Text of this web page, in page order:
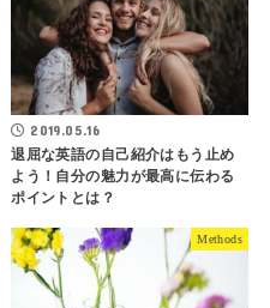
2019.05.16
退屈な英語の自己紹介はもう止め
よう！自分の魅力が最高に伝わる
ポイントとは？
Methods